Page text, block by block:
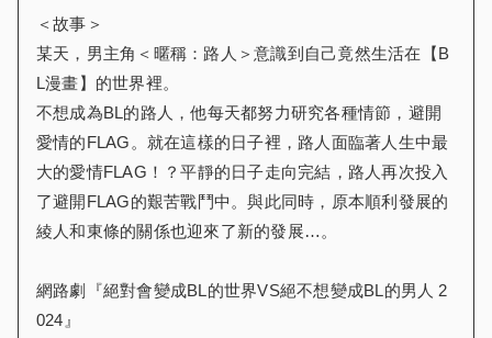
＜故事＞
某天，男主角＜暱稱：路人＞意識到自己竟然生活在【B
L漫畫】的世界裡。
不想成為BL的路人，他每天都努力研究各種情節，避開
愛情的FLAG。就在這樣的日子裡，路人面臨著人生中最
大的愛情FLAG！？平靜的日子走向完結，路人再次投入
了避開FLAG的艱苦戰鬥中。與此同時，原本順利發展的
綾人和東條的關係也迎來了新的發展…。
網路劇『絕對會變成BL的世界VS絕不想變成BL的男人 2
024』